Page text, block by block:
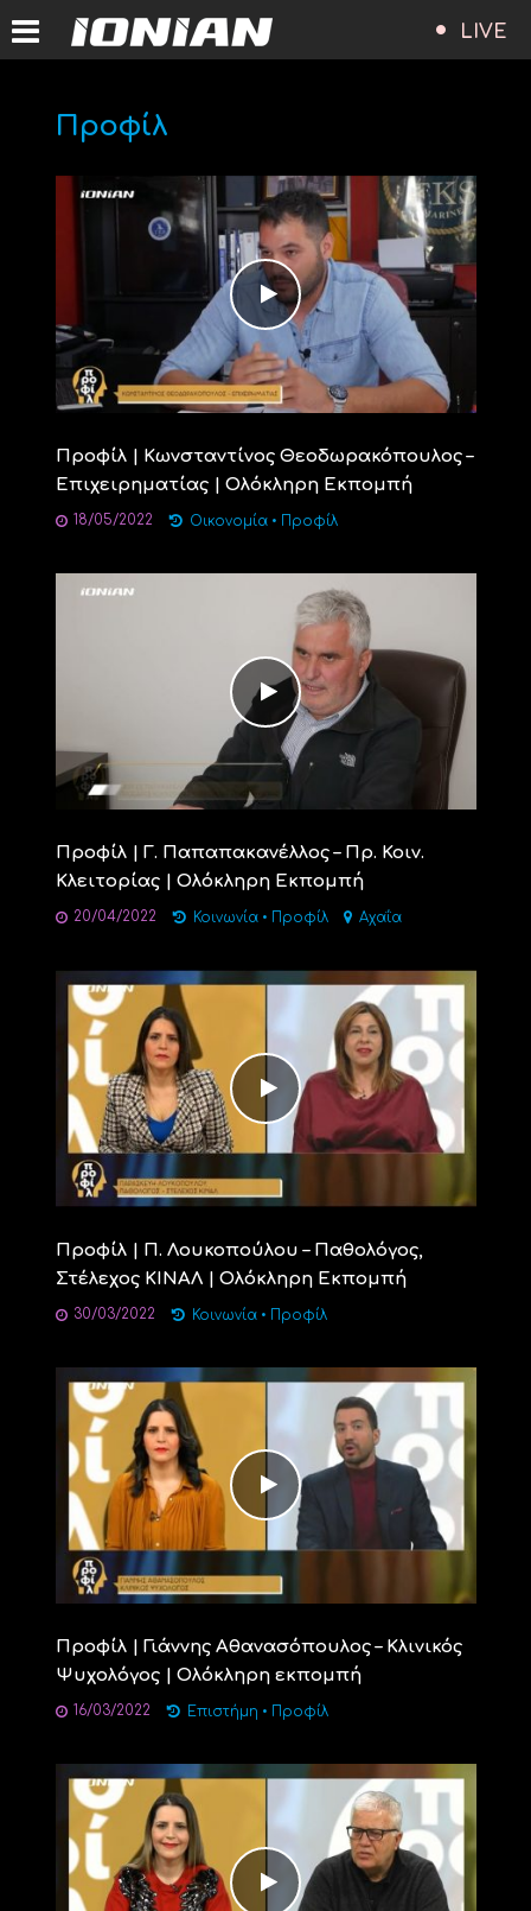
LIVE
Προφίλ
Προφίλ | Κωνσταντίνος Θεοδωρακόπουλος –
Επιχειρηματίας | Ολόκληρη Εκπομπή
18/05/2022 Οικονομία • Προφίλ
Προφίλ | Γ. Παπαπακανέλλος – Πρ. Κοιν.
Κλειτορίας | Ολόκληρη Εκπομπή
20/04/2022 Κοινωνία • Προφίλ Αχαΐα
Προφίλ | Π. Λουκοπούλου – Παθολόγος,
Στέλεχος ΚΙΝΑΛ | Ολόκληρη Εκπομπή
30/03/2022 Κοινωνία • Προφίλ
Προφίλ | Γιάννης Αθανασόπουλος – Κλινικός
Ψυχολόγος | Ολόκληρη εκπομπή
16/03/2022 Επιστήμη • Προφίλ